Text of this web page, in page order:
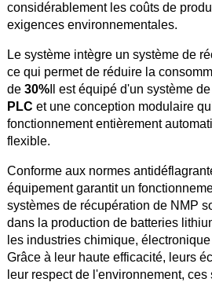
considérablement les coûts de
exigences environnementales.
Le système intègre un système de
ce qui permet de réduire la
de 30%Il est équipé d'un système
PLC et une conception modulaire
fonctionnement entièrement
flexible.
Conforme aux normes
équipement garantit un
systèmes de récupération de NMP
dans la production de batteries
les industries chimique,
Grâce à leur haute efficacité, leurs
leur respect de l'environnement,